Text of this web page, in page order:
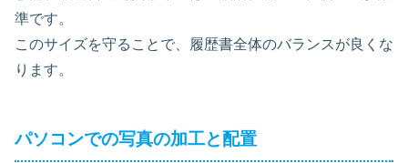
準です。
このサイズを守ることで、履歴書全体のバランスが良くな
ります。
パソコンでの写真の加工と配置